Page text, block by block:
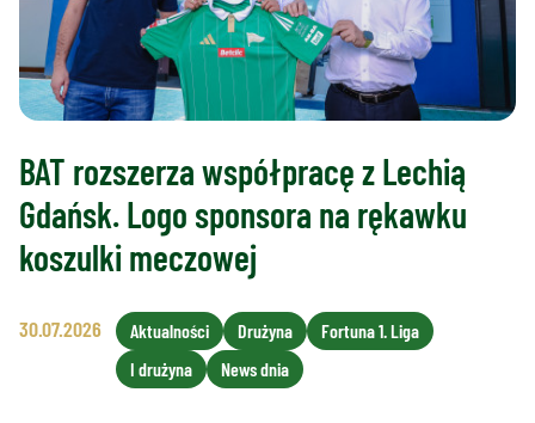
BAT rozszerza współpracę z Lechią
Gdańsk. Logo sponsora na rękawku
koszulki meczowej
30.07.2026 Aktualności Drużyna
Fortuna 1. Liga
I drużyna
News dnia